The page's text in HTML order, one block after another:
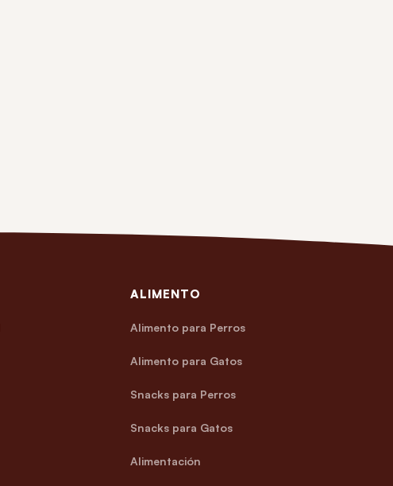
ALIMENTO
Alimento para Perros
Alimento para Gatos
Snacks para Perros
Snacks para Gatos
Alimentación